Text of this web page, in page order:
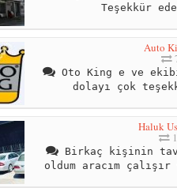
Teşekkür
Auto
Oto King e ve
dolayı çok
Haluk
Birkaç kişinin
oldum aracım